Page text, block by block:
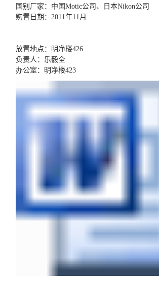
国别厂家：中国Motic公司、日本Nikon公司
购置日期：2011年11月
放置地点：明净楼426
负责人：乐毅全
办公室：明净楼423